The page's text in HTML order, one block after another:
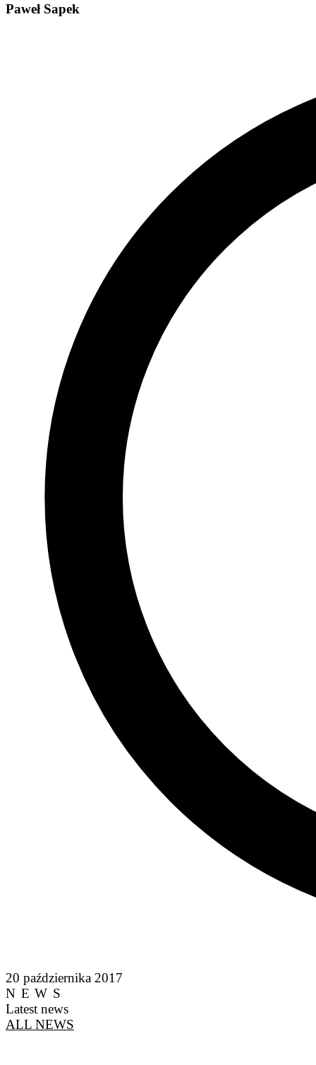
Paweł Sapek
20 października 2017
NEWS
Latest news
ALL NEWS